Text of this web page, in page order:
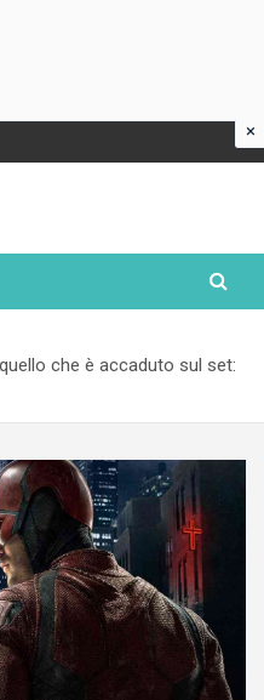
che è accaduto sul set:
×